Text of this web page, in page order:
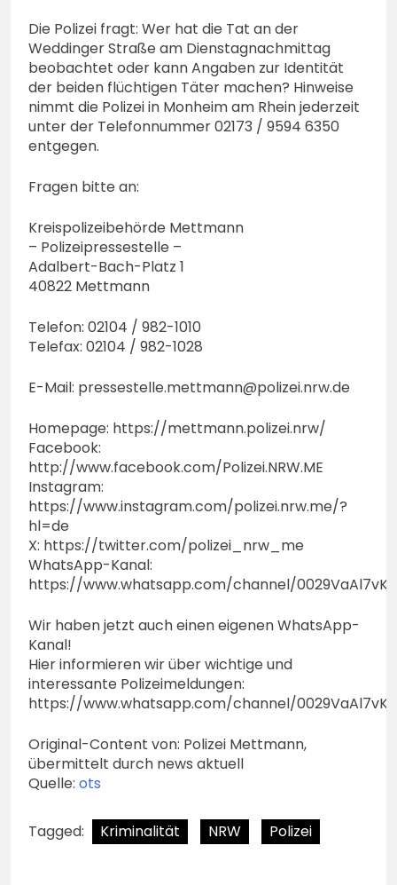
Die Polizei fragt: Wer hat die Tat an der
Weddinger Straße am Dienstagnachmittag
beobachtet oder kann Angaben zur Identität
der beiden flüchtigen Täter machen? Hinweise
nimmt die Polizei in Monheim am Rhein jederzeit
unter der Telefonnummer 02173 / 9594 6350
entgegen.
Fragen bitte an:
Kreispolizeibehörde Mettmann
– Polizeipressestelle –
Adalbert-Bach-Platz 1
40822 Mettmann
Telefon: 02104 / 982-1010
Telefax: 02104 / 982-1028
E-Mail: pressestelle.mettmann@polizei.nrw.de
Homepage: https://mettmann.polizei.nrw/
Facebook:
http://www.facebook.com/Polizei.NRW.ME
Instagram:
https://www.instagram.com/polizei.nrw.me/?
hl=de
X: https://twitter.com/polizei_nrw_me
WhatsApp-Kanal:
https://www.whatsapp.com/channel/
Wir haben jetzt auch einen eigenen WhatsApp-
Kanal!
Hier informieren wir über wichtige und
interessante Polizeimeldungen:
https://www.whatsapp.com/channel/
Original-Content von: Polizei Mettmann,
übermittelt durch news aktuell
Quelle: ots
Tagged: Kriminalität NRW Polizei